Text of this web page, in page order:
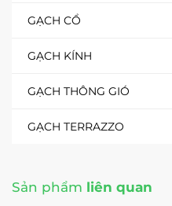
GẠCH CỔ
GẠCH KÍNH
GẠCH THÔNG GIÓ
GẠCH TERRAZZO
Sản phẩm liên quan